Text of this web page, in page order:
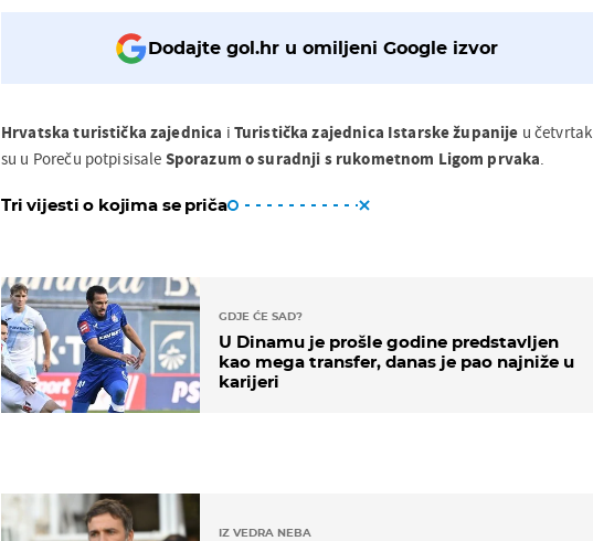
Dodajte gol.hr u omiljeni Google izvor
Hrvatska turistička zajednica i Turistička zajednica Istarske županije u četvrtak
su u Poreču potpisisale Sporazum o suradnji s rukometnom Ligom prvaka.
Tri vijesti o kojima se priča
GDJE ĆE SAD?
U Dinamu je prošle godine predstavljen
kao mega transfer, danas je pao najniže u
karijeri
IZ VEDRA NEBA